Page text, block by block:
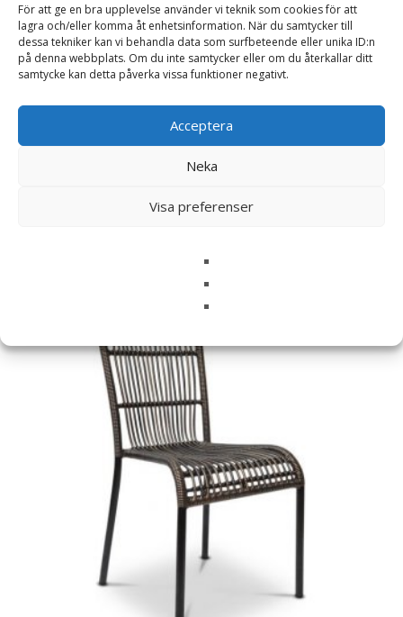
För att ge en bra upplevelse använder vi teknik som cookies för att
lagra och/eller komma åt enhetsinformation. När du samtycker till
dessa tekniker kan vi behandla data som surfbeteende eller unika ID:n
på denna webbplats. Om du inte samtycker eller om du återkallar ditt
samtycke kan detta påverka vissa funktioner negativt.
Acceptera
Neka
Visa preferenser
E-post*
Spara mitt namn, min e-postadress och webbplats i